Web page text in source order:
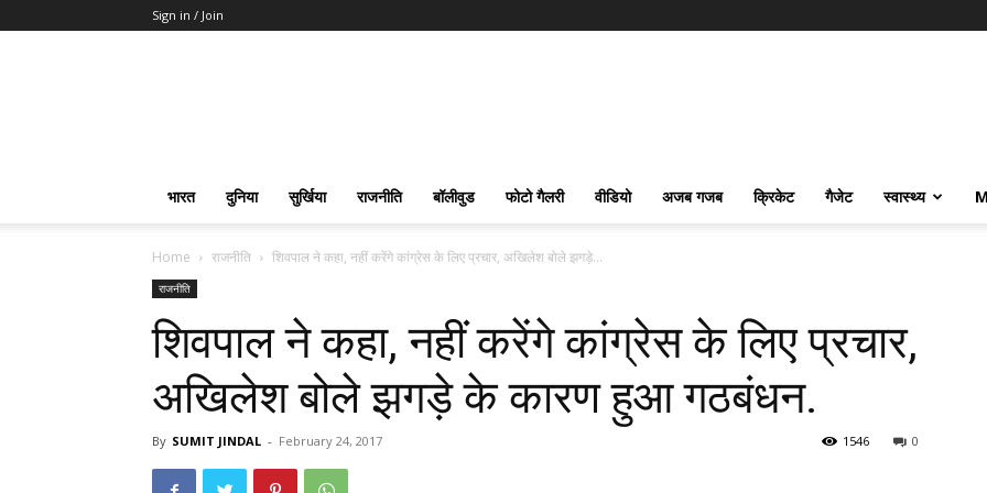
Sign in / Join
भारत दुनिया सुर्खिया राजनीति बॉलीवुड फोटो गैलरी वीडियो अजब गजब क्रिकेट गैजेट स्वास्थ्य
Home राजनीति शिवपाल ने कहा, नहीं करेंगे कांग्रेस के लिए प्रचार, अखिलेश बोले झगड़े...
राजनीति
शिवपाल ने कहा, नहीं करेंगे कांग्रेस के लिए प्रचार,
अखिलेश बोले झगड़े के कारण हुआ गठबंधन.
By SUMIT JINDAL - February 24, 2017 0
1546